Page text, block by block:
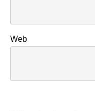
Web